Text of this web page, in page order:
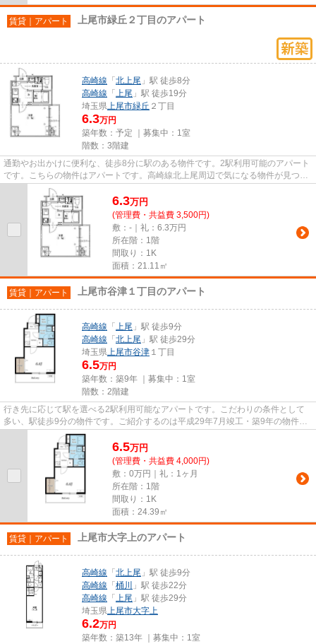
賃貸｜アパート 上尾市緑丘２丁目のアパート
高崎線 「 北上尾 」駅 徒歩8分
高崎線 「 上尾 」駅 徒歩19分
埼玉県上尾市緑丘 ２丁目
6.3万円
築年数：予定 ｜募集中： 1室
階数：3階建
通勤やお出かけに便利な、徒歩8分に駅のある物件です。2駅利用可能のアパート
です。こちらの物件はアパートです。高崎線北上尾周辺で気になる物件が見つか
りましたら、<ikebukuro@v...
6.3万円
(管理費・共益費 3,500円)
敷：-｜礼：6.3万円
所在階：1階
間取り：1K
面積：21.11㎡
賃貸｜アパート 上尾市谷津１丁目のアパート
高崎線 「 上尾 」駅 徒歩9分
高崎線 「 北上尾 」駅 徒歩29分
埼玉県上尾市谷津 １丁目
6.5万円
築年数：築9年 ｜募集中： 1室
階数：2階建
行き先に応じて駅を選べる2駅利用可能なアパートです。こだわりの条件として
多い、駅徒歩9分の物件です。ご紹介するのは平成29年7月竣工・築9年の物件で
す。敷地内ごみ置き場付き物件...
6.5万円
(管理費・共益費 4,000円)
敷：0万円｜礼：1ヶ月
所在階：1階
間取り：1K
面積：24.39㎡
賃貸｜アパート 上尾市大字上のアパート
高崎線 「 北上尾 」駅 徒歩9分
高崎線 「 桶川
」駅 徒歩22分
高崎線 「 上尾 」駅 徒歩29分
埼玉県上尾市大字上
6.2万円
築年数：築13年 ｜募集中： 1室